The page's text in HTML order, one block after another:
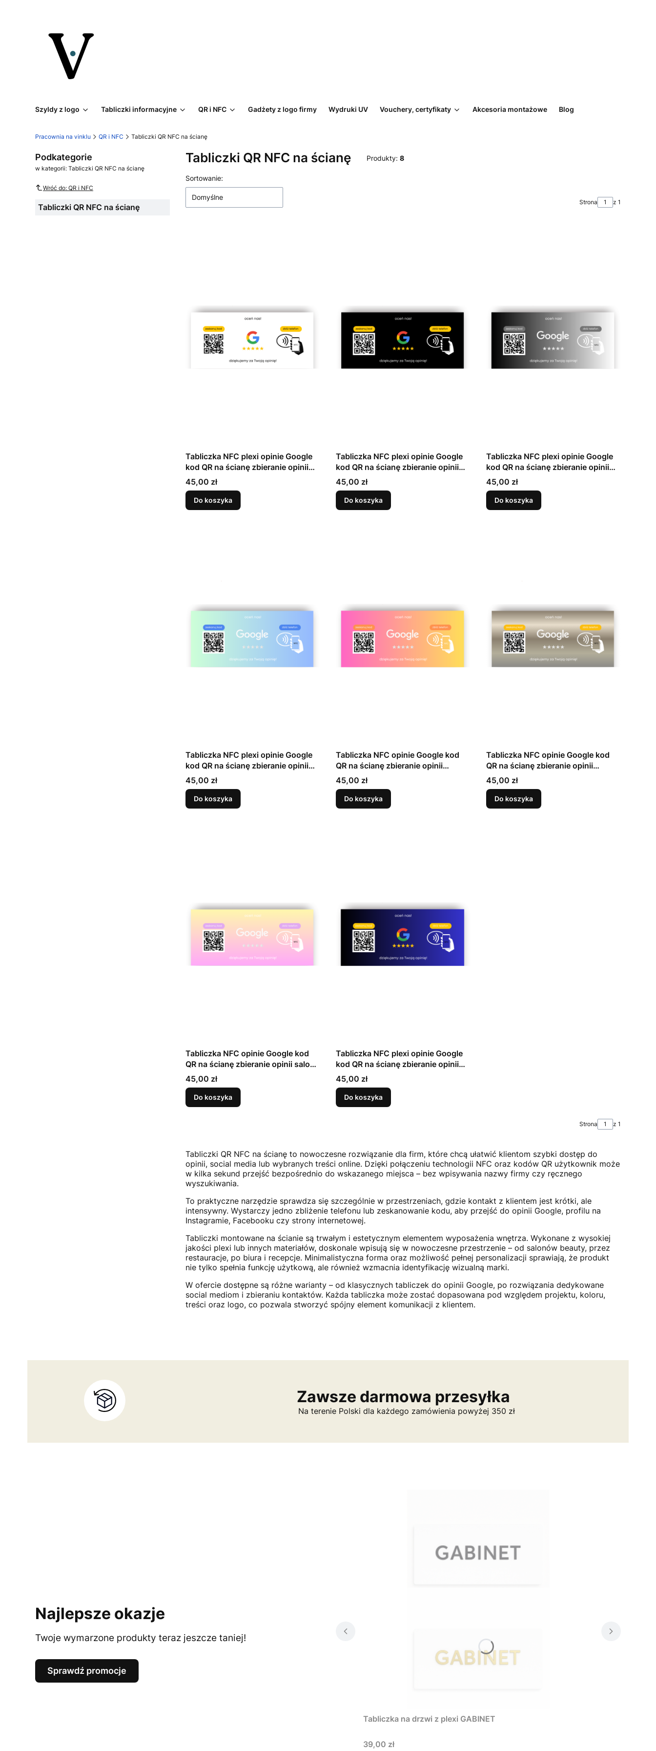
Szyldy z logo Tabliczki informacyjne QR i NFC Gadżety z logo firmy Wydruki UV Vouchery, certyfikaty Akcesoria montażowe Blog
Pracownia na vinklu QR i NFC Tabliczki QR NFC na ścianę
Podkategorie
w kategorii: Tabliczki QR NFC na ścianę
Wróć do: QR i NFC
Tabliczki QR NFC na ścianę
Tabliczki QR NFC na ścianę Produkty: 8
Lista produktów
Sortowanie:
Domyślne
Strona z 1
Tabliczka NFC plexi opinie Google
kod QR na ścianę zbieranie opinii
nadruk
Cena
45,00 zł
Do koszyka
Tabliczka NFC plexi opinie Google
kod QR na ścianę zbieranie opinii
czarny
Cena
45,00 zł
Do koszyka
Tabliczka NFC plexi opinie Google
kod QR na ścianę zbieranie opinii
grafit
Cena
45,00 zł
Do koszyka
Tabliczka NFC plexi opinie Google
kod QR na ścianę zbieranie opinii
błękit
Cena
45,00 zł
Do koszyka
Tabliczka NFC opinie Google kod
QR na ścianę zbieranie opinii
energetyczny kolor (1)
Cena
45,00 zł
Do koszyka
Tabliczka NFC opinie Google kod
QR na ścianę zbieranie opinii
stalowy kolor
Cena
45,00 zł
Do koszyka
Tabliczka NFC opinie Google kod
QR na ścianę zbieranie opinii salon
beauty
Cena
45,00 zł
Do koszyka
Tabliczka NFC plexi opinie Google
kod QR na ścianę zbieranie opinii
granat
Cena
45,00 zł
Do koszyka
Strona z 1
Tabliczki QR NFC na ścianę to nowoczesne rozwiązanie dla firm, które chcą ułatwić klientom szybki dostęp do
opinii, social media lub wybranych treści online. Dzięki połączeniu technologii NFC oraz kodów QR użytkownik może
w kilka sekund przejść bezpośrednio do wskazanego miejsca – bez wpisywania nazwy firmy czy ręcznego
wyszukiwania.
To praktyczne narzędzie sprawdza się szczególnie w przestrzeniach, gdzie kontakt z klientem jest krótki, ale
intensywny. Wystarczy jedno zbliżenie telefonu lub zeskanowanie kodu, aby przejść do opinii Google, profilu na
Instagramie, Facebooku czy strony internetowej.
Tabliczki montowane na ścianie są trwałym i estetycznym elementem wyposażenia wnętrza. Wykonane z wysokiej
jakości plexi lub innych materiałów, doskonale wpisują się w nowoczesne przestrzenie – od salonów beauty, przez
restauracje, po biura i recepcje. Minimalistyczna forma oraz możliwość pełnej personalizacji sprawiają, że produkt
nie tylko spełnia funkcję użytkową, ale również wzmacnia identyfikację wizualną marki.
W ofercie dostępne są różne warianty – od klasycznych tabliczek do opinii Google, po rozwiązania dedykowane
social mediom i zbieraniu kontaktów. Każda tabliczka może zostać dopasowana pod względem projektu, koloru,
treści oraz logo, co pozwala stworzyć spójny element komunikacji z klientem.
Zawsze darmowa przesyłka
Na terenie Polski dla każdego zamówienia powyżej 350 zł
Najlepsze okazje
Twoje wymarzone produkty teraz jeszcze taniej!
Sprawdź promocje
Tabliczka na drzwi z plexi GABINET
Cena
39,00 zł